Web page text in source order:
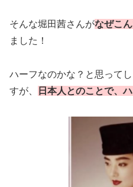
そんな堀田茜さんがなぜこ
ました！
ハーフなのかな？と思って
すが、
日本人とのことで、